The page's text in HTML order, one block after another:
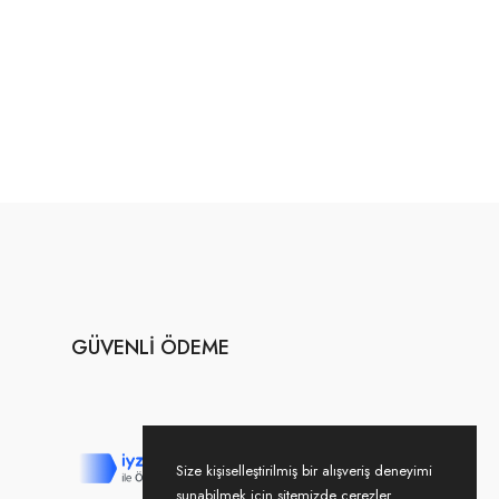
GÜVENLI ÖDEME
Size kişiselleştirilmiş bir alışveriş deneyimi